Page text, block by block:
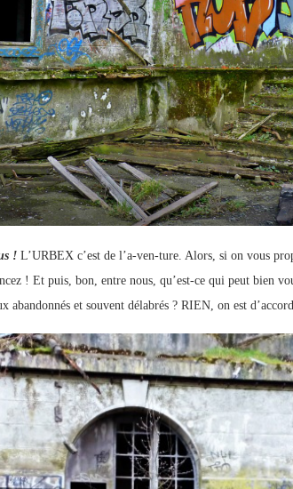
! L’URBEX c’est de l’a-ven-ture. Alors, si on vous
! Et puis, bon, entre nous, qu’est-ce qui peut bien
abandonnés et souvent délabrés ? RIEN, on est d’accord.